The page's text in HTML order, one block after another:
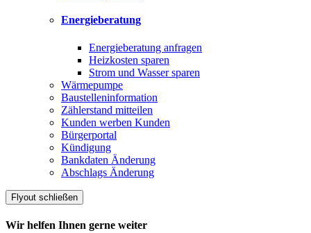
Energieberatung
Energieberatung anfragen
Heizkosten sparen
Strom und Wasser sparen
Wärmepumpe
Baustelleninformation
Zählerstand mitteilen
Kunden werben Kunden
Bürgerportal
Kündigung
Bankdaten Änderung
Abschlags Änderung
Flyout schließen
Wir helfen Ihnen gerne weiter